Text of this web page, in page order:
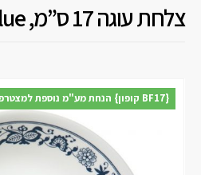
צלחת עוגה 17 ס”מ, Old Town Blue
{BF17 קופון} הנחת מע"מ נוספת למצטרפים חדשים